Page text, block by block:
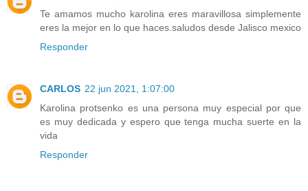
Te amamos mucho karolina eres maravillosa simplemente
eres la mejor en lo que haces.saludos desde Jalisco mexico
Responder
CARLOS 22 jun 2021, 1:07:00
Karolina protsenko es una persona muy especial por que
es muy dedicada y espero que tenga mucha suerte en la
vida
Responder